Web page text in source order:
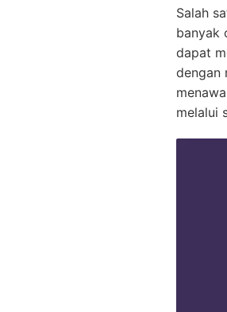
Salah
banyak
dapat
dengan
melalui